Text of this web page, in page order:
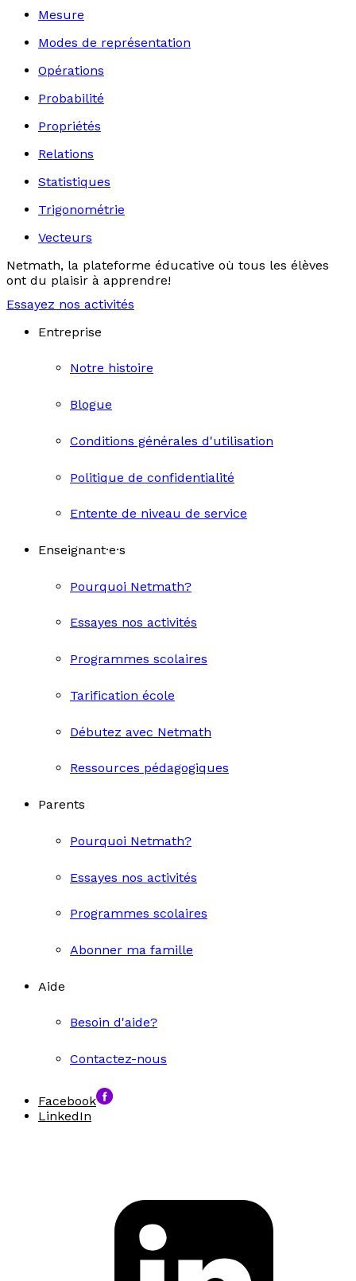
Mesure
Modes de représentation
Opérations
Probabilité
Propriétés
Relations
Statistiques
Trigonométrie
Vecteurs
Netmath, la plateforme éducative où tous les élèves
ont du plaisir à apprendre!
Essayez nos activités
Entreprise
Notre histoire
Blogue
Conditions générales d'utilisation
Politique de confidentialité
Entente de niveau de service
Enseignant·e·s
Pourquoi Netmath?
Essayes nos activités
Programmes scolaires
Tarification école
Débutez avec Netmath
Ressources pédagogiques
Parents
Pourquoi Netmath?
Essayes nos activités
Programmes scolaires
Abonner ma famille
Aide
Besoin d'aide?
Contactez-nous
Facebook
LinkedIn